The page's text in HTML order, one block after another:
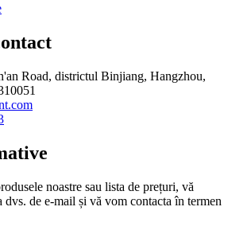
Road, districtul Binjiang, Hangzhou,
noastre sau lista de prețuri, vă
dvs. de e-mail și vă vom contacta în termen